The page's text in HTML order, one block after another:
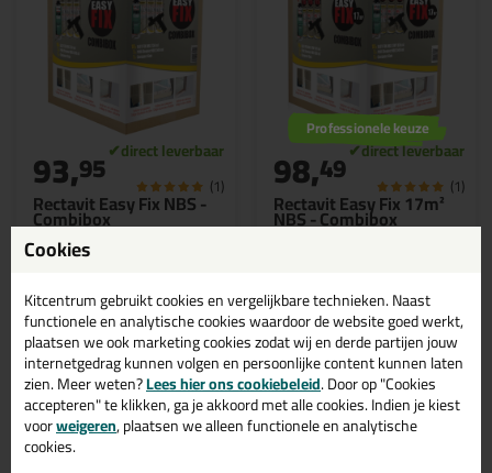
Rectavit Easy Fix NBS -
Combibox
10x Rectavit Easy Fix NBS +
Pistool + Reiniger
93,95 (1)
Bekijken
Rectavit Easy Fix 17m²
NBS - Combibox
10x Rectavit Easy Fix 17m²
Professionele keuze
98,49 (1)
Bekijken
Cookies
Kitcentrum gebruikt cookies en vergelijkbare technieken. Naast
functionele en analytische cookies waardoor de website goed werkt,
plaatsen we ook marketing cookies zodat wij en derde partijen jouw
internetgedrag kunnen volgen en persoonlijke content kunnen laten
zien. Meer weten?Lees hier ons cookiebeleid. Door op "Cookies
accepteren" te klikken, ga je akkoord met alle cookies. Indien je kiest
voorweigeren, plaatsen we alleen functionele en analytische
cookies.